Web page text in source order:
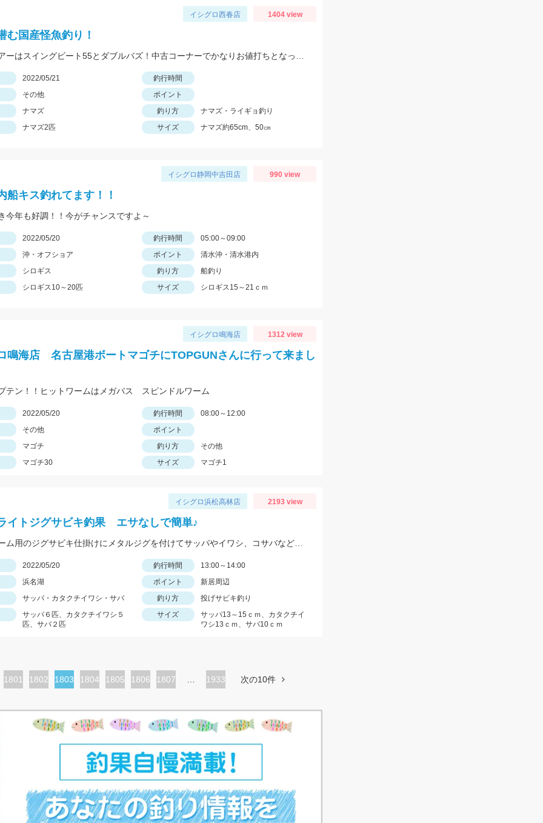
イシグロ西春店 1404 view
む国産怪魚釣り！
2022/05/21
釣行時間
その他
ポイント
ナマズ
釣り方
ナマズ・ライギョ釣り
ナマズ2匹
サイズ ナマズ約65cm、50㎝
イシグロ静岡中吉田店 990 view
船キス釣れてます！！
今年も好調！！今がチャンスですよ～
2022/05/20 釣行時間
05:00～09:00
沖・オフショア
ポイント
清水沖・清水港内
シロギス
釣り方
船釣り
シロギス10～20匹
サイズ シロギス15～21ｃｍ
イシグロ鳴海店 1312 view
鳴海店 名古屋港ボートマゴチにTOPGUNさんに行って来まし
テン！！ヒットワームはメガバス スピンドルワーム
2022/05/20 釣行時間
08:00～12:00
その他
ポイント
マゴチ
釣り方
その他
マゴチ30
サイズ マゴチ1
イシグロ浜松高林店 2193 view
イトジグサビキ釣果 エサなしで簡単♪
2022/05/20 釣行時間
13:00～14:00
浜名湖
ポイント
新居周辺
サッパ・カタクチイワシ・サバ
釣り方
投げサビキ釣り
サッパ６匹、カタクチイワシ５
匹、サバ２匹
サイズ
サッパ13～15ｃｍ、カタクチイ
ワシ13ｃｍ、サバ10ｃｍ
ペ
1801
ペ
1802
カ
ト
ジ
1803
ペ
1804
ペ
1805
ペ
1806
ペ
1807 1933 次の10件